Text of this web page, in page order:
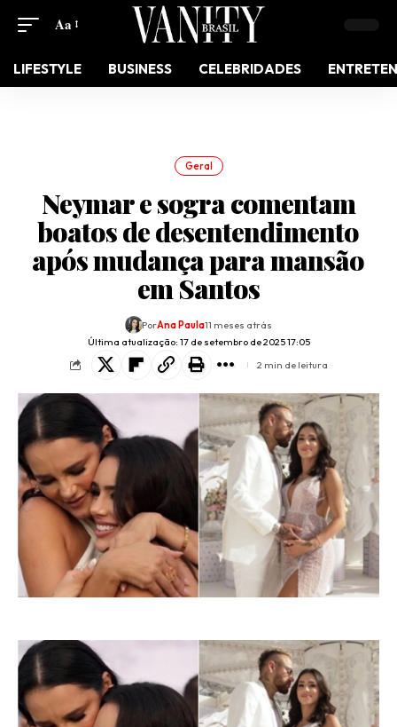
Aa
LIFESTYLE BUSINESS CELEBRIDADES
Geral
Neymar e sogra comentam
boatos de desentendimento
após mudança para mansão
em Santos
Última atualização: 17 de setembro de 2025 17:05
PorAna Paula11 meses atrás
2 min de leitura